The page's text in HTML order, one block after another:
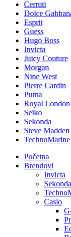
Cerruti
Dolce
Esprit
Guess
Hugo Boss
Invicta
Juicy Couture
Morgan
Nine West
Pierre Cardin
Puma
Royal London
Seiko
Sekonda
Steve Madden
TechnoMarine
Početna
Brendovi
Invicta
Sekonda
Casio